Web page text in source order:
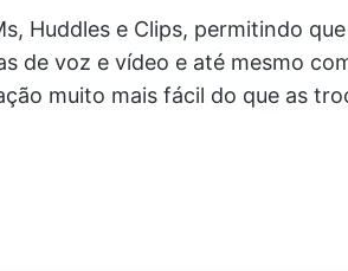
Huddles e Clips, permitindo
de voz e vídeo e até mesmo
muito mais fácil do que as